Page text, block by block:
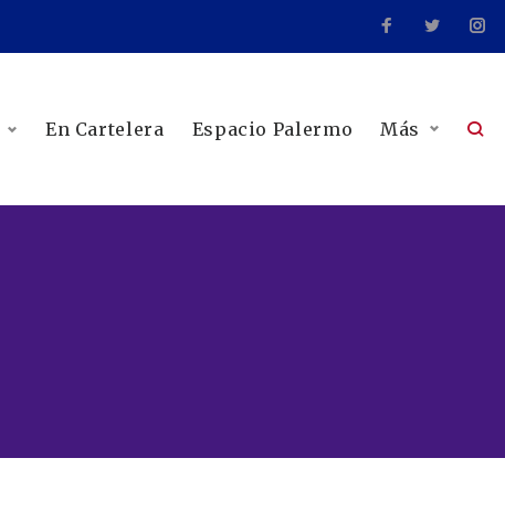
En Cartelera Espacio Palermo Más